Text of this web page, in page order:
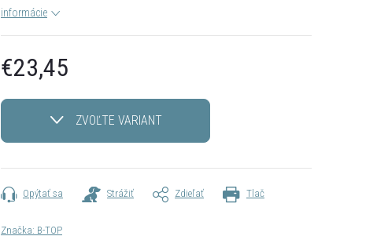
informácie
€23,45
cena:
ZVOĽTE VARIANT
Tlač
Opýtať sa Strážiť Zdieľať
Značka: B-TOP